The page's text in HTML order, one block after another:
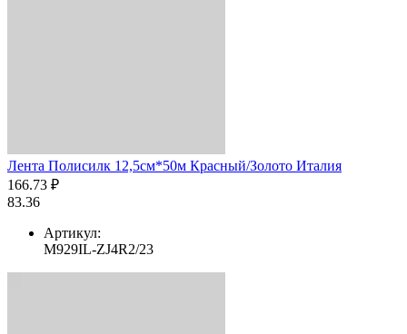
Лента Полисилк 12,5см*50м Красный/Золото Италия
166.73 ₽
83.36
Артикул:
M929IL-ZJ4R2/23